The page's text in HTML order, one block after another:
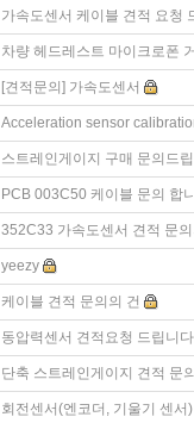
가속도센서 케이블 견적 요청
차량 헤드레스트 마이크로폰
[견적문의] 가속도센서
Acceleration sensor
스트레인게이지 구매 문의드
PCB 003C50 케이블 문의 합
352C33 가속도센서 견적 문
yeezy
케이블 견적 문의의 건
동압력센서 견적요청 드립니
단축 스트레인게이지 견적 문
회전센서(엔코더, 기울기 센서)